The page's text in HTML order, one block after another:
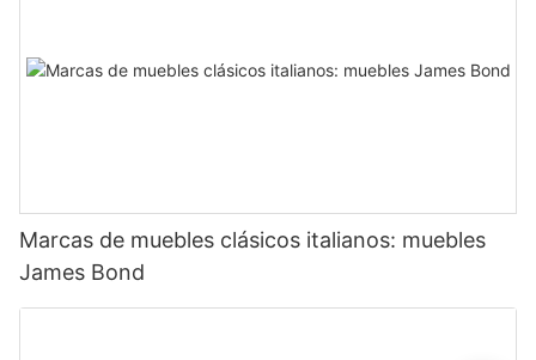
Marcas de muebles clásicos italianos: muebles
James Bond